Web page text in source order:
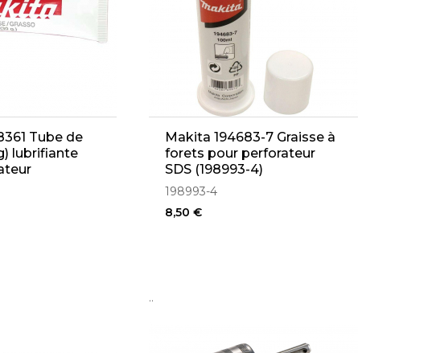
Tube de
lubrifiante
Makita 194683-7 Graisse à
forets pour perforateur
SDS (198993-4)
198993-4
8,50 €
..